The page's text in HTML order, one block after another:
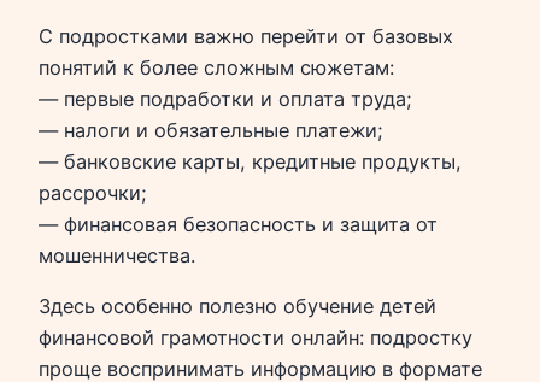
С подростками важно перейти от базовых
понятий к более сложным сюжетам:
— первые подработки и оплата труда;
— налоги и обязательные платежи;
— банковские карты, кредитные продукты,
рассрочки;
— финансовая безопасность и защита от
мошенничества.
Здесь особенно полезно обучение детей
финансовой грамотности онлайн: подростку
проще воспринимать информацию в формате